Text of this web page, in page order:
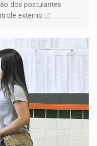
dos postulantes
externo